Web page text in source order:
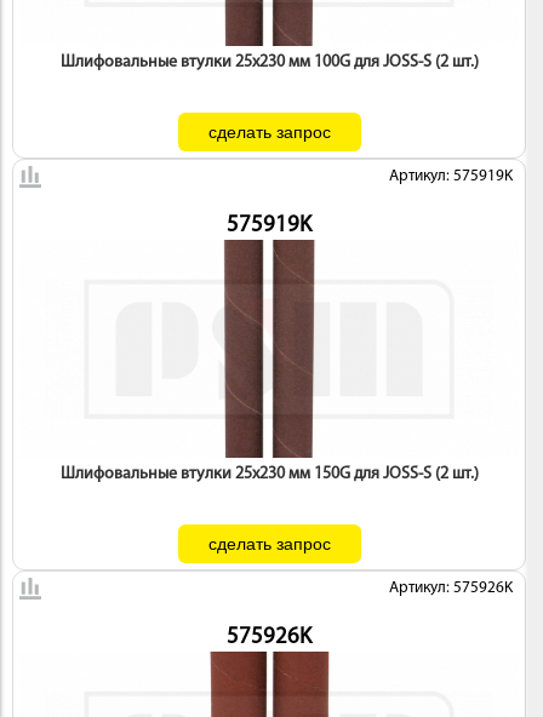
Шлифовальные втулки 25х230 мм 100G для JOSS-S (2 шт.)
Артикул: 575919K
575919K
Шлифовальные втулки 25х230 мм 150G для JOSS-S (2 шт.)
Артикул: 575926K
575926K